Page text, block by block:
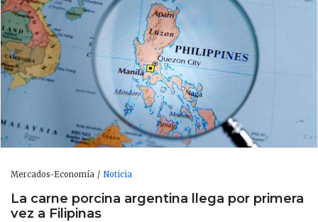
Mercados-Economía Noticia
La carne porcina argentina llega por primera
vez a Filipinas